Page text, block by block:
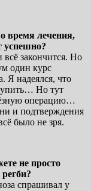
время лечения,
успешно?
закончится. Но
один курс
Я надеялся, что
Но тут
операцию…
и подтверждения
было не зря.
не просто
спрашивал у